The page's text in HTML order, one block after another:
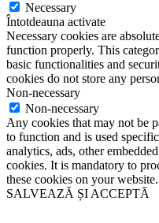
Necessary
Întotdeauna activate
Necessary cookies are
function properly. This
basic functionalities and
cookies do not store any
Non-necessary
Non-necessary
Any cookies that may not be
to function and is used
analytics, ads, other
cookies. It is mandatory to
these cookies on your website.
SALVEAZĂ ȘI ACCEPTĂ